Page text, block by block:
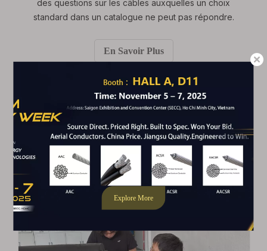
des questions sur les câbles auxquelles un choix
standard dans un catalogue ne peut pas répondre.
En Savoir Plus
2026
DATE
07- 06